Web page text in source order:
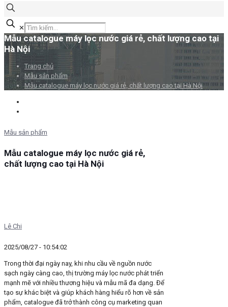
✕
Mẫu catalogue máy lọc nước giá rẻ, chất lượng cao tại
Hà Nội
Trang chủ
Mẫu sản phẩm
Mẫu catalogue máy lọc nước giá rẻ, chất lượng cao tại Hà Nội
Mẫu sản phẩm
Mẫu catalogue máy lọc nước giá rẻ,
chất lượng cao tại Hà Nội
Lê Chi
2025/08/27 - 10:54:02
Trong thời đại ngày nay, khi nhu cầu về nguồn nước
sạch ngày càng cao, thị trường máy lọc nước phát triển
mạnh mẽ với nhiều thương hiệu và mẫu mã đa dạng. Để
tạo sự khác biệt và giúp khách hàng hiểu rõ hơn về sản
phẩm, catalogue đã trở thành công cụ marketing quan